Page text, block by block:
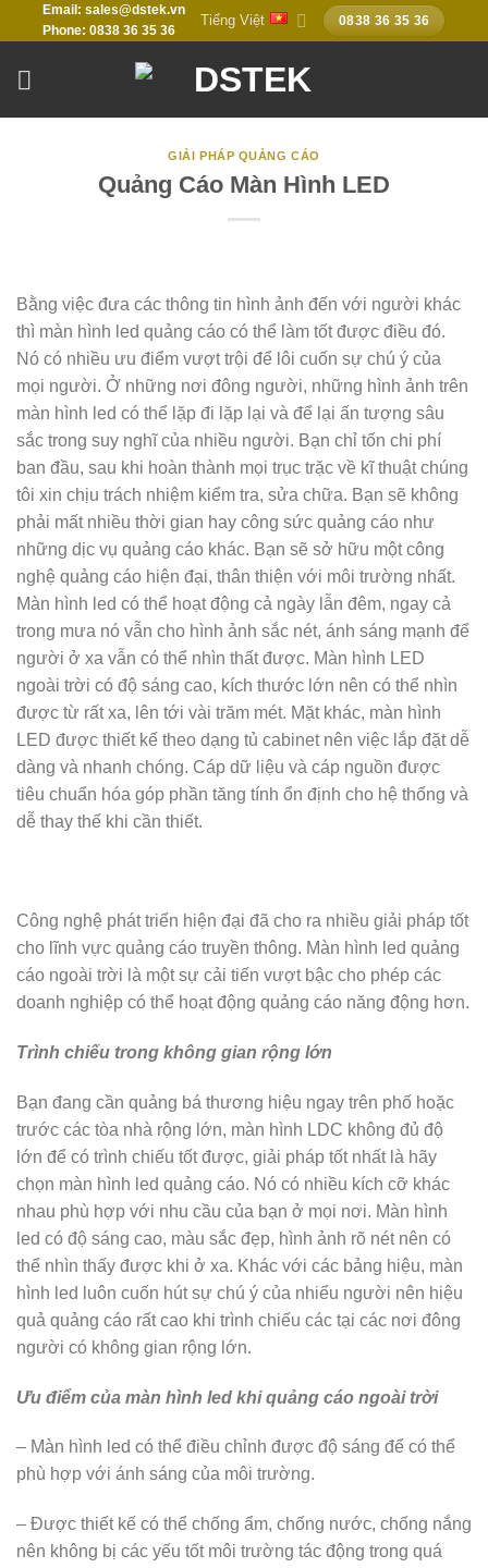
Chuyển
đến
nội
dung
Email: sales@dstek.vn
Phone: 0838 36 35 36
Tiếng Việt 0838 36 35 36
GIẢI PHÁP QUẢNG CÁO
Quảng Cáo Màn Hình LED
Bằng việc đưa các thông tin hình ảnh đến với người khác
thì màn hình led quảng cáo có thể làm tốt được điều đó.
Nó có nhiều ưu điểm vượt trội để lôi cuốn sự chú ý của
mọi người. Ở những nơi đông người, những hình ảnh trên
màn hình led có thể lặp đi lặp lại và để lại ấn tượng sâu
sắc trong suy nghĩ của nhiều người. Bạn chỉ tốn chi phí
ban đầu, sau khi hoàn thành mọi trục trặc về kĩ thuật chúng
tôi xin chịu trách nhiệm kiểm tra, sửa chữa. Bạn sẽ không
phải mất nhiều thời gian hay công sức quảng cáo như
những dịc vụ quảng cáo khác. Bạn sẽ sở hữu một công
nghệ quảng cáo hiện đại, thân thiện với môi trường nhất.
Màn hình led có thể hoạt động cả ngày lẫn đêm, ngay cả
trong mưa nó vẫn cho hình ảnh sắc nét, ánh sáng mạnh để
người ở xa vẫn có thể nhìn thất được. Màn hình LED
ngoài trời có độ sáng cao, kích thước lớn nên có thể nhìn
được từ rất xa, lên tới vài trăm mét. Mặt khác, màn hình
LED được thiết kế theo dạng tủ cabinet nên việc lắp đặt dễ
dàng và nhanh chóng. Cáp dữ liệu và cáp nguồn được
tiêu chuẩn hóa góp phần tăng tính ổn định cho hệ thống và
dễ thay thế khi cần thiết.
Công nghệ phát triển hiện đại đã cho ra nhiều giải pháp tốt
cho lĩnh vực quảng cáo truyền thông. Màn hình led quảng
cáo ngoài trời là một sự cải tiến vượt bậc cho phép các
doanh nghiệp có thể hoạt động quảng cáo năng động hơn.
Trình chiếu trong không gian rộng lớn
Bạn đang cần quảng bá thương hiệu ngay trên phố hoặc
trước các tòa nhà rộng lớn, màn hình LDC không đủ độ
lớn để có trình chiếu tốt được, giải pháp tốt nhất là hãy
chọn màn hình led quảng cáo. Nó có nhiều kích cỡ khác
nhau phù hợp với nhu cầu của bạn ở mọi nơi. Màn hình
led có độ sáng cao, màu sắc đẹp, hình ảnh rõ nét nên có
thể nhìn thấy được khi ở xa. Khác với các bảng hiệu, màn
hình led luôn cuốn hút sự chú ý của nhiểu người nên hiệu
quả quảng cáo rất cao khi trình chiếu các tại các nơi đông
người có không gian rộng lớn.
Ưu điểm của màn hình led khi quảng cáo ngoài trời
– Màn hình led có thể điều chỉnh được độ sáng để có thể
phù hợp với ánh sáng của môi trường.
– Được thiết kế có thể chống ẩm, chống nước, chống nắng
nên không bị các yếu tốt môi trường tác động trong quá